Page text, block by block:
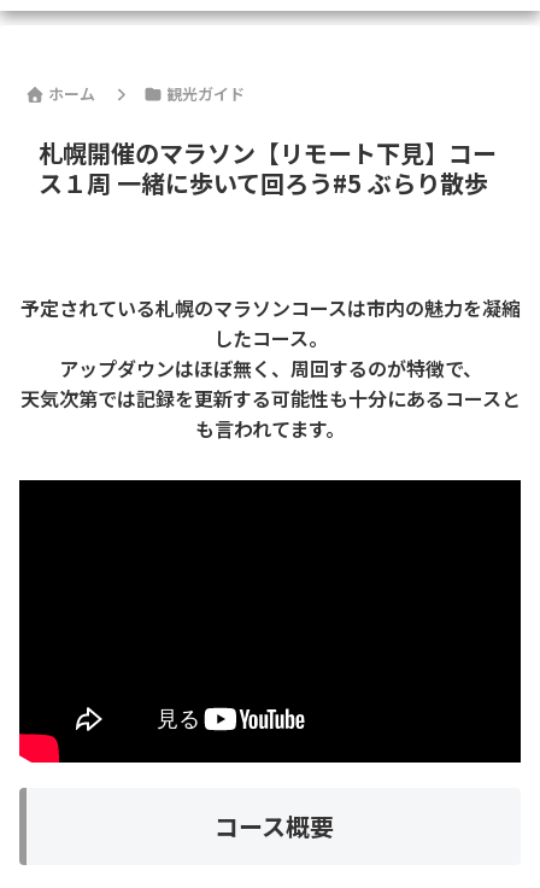
ホーム 観光ガイド
札幌開催のマラソン【リモート下見】コー
ス１周 一緒に歩いて回ろう#5 ぶらり散歩
予定されている札幌のマラソンコースは市内の魅力を凝縮
したコース。
アップダウンはほぼ無く、周回するのが特徴で、
天気次第では記録を更新する可能性も十分にあるコースと
も言われてます。
コース概要